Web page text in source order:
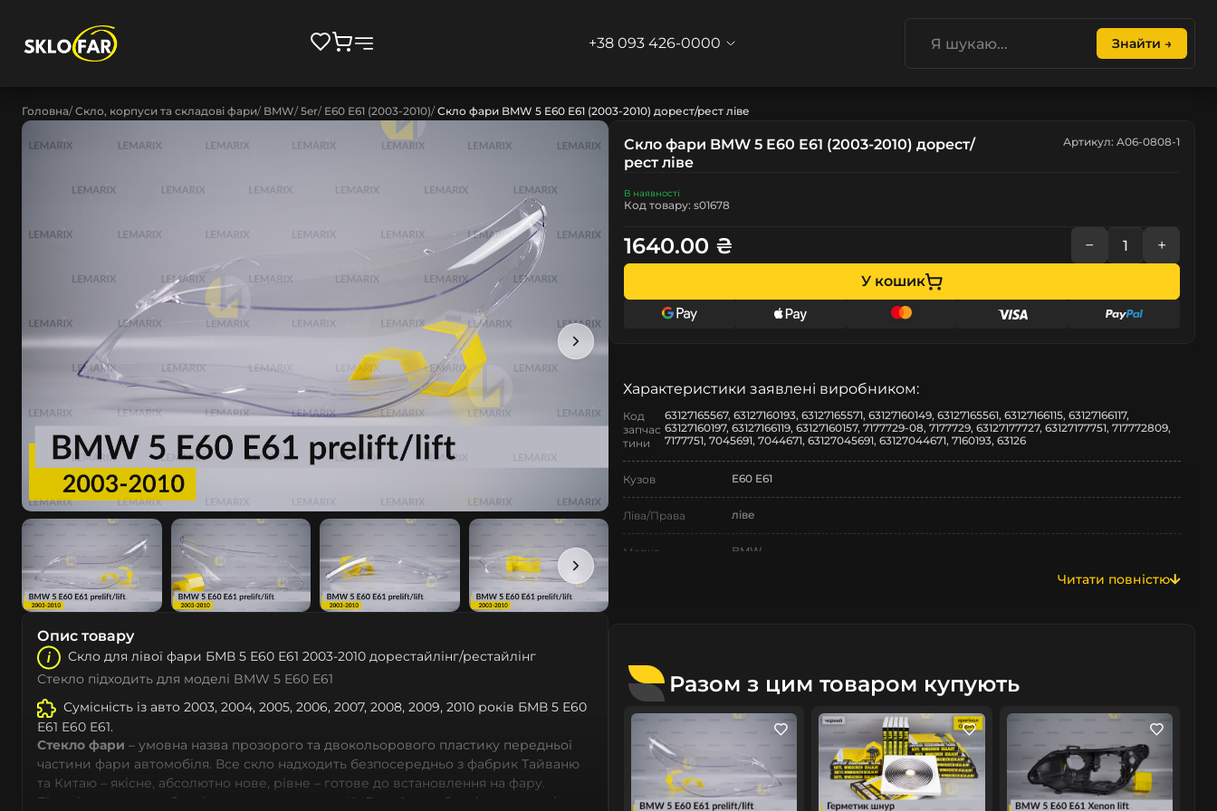
+38 093 426-0000 Знайти →
Головна Скло, корпуси та складові фари BMW 5er E60 E61 (2003-2010) Скло фари BMW 5 E60 E61 (2003-2010) дорест/рест ліве
Опис товару
Скло для лівої фари БМВ 5 Е60 Е61 2003-2010 дорестайлінг/рестайлінг
Стекло підходить для моделі BMW 5 E60 E61
Сумісність із авто 2003, 2004, 2005, 2006, 2007, 2008, 2009, 2010 років БМВ 5 Е60
Е61 E60 E61.
Стекло фари – умовна назва прозорого та двокольорового пластику передньої
частини фари автомобіля. Все скло надходить безпосередньо з фабрик Тайваню
та Китаю – якісне, абсолютно нове, рівне – готове до встановлення на фару.
Більшість автовиробників уже перенесли до КНР свої виробничі потужності,
Скло фари BMW 5 E60 E61 (2003-2010) дорест/
рест ліве
Артикул: A06-0808-1
В наявності
Код товару: s01678
1640.00 ₴ − +
У кошик
Характеристики заявлені виробником:
Код
запчас
тини
63127165567, 63127160193, 63127165571, 63127160149, 63127165561, 63127166115, 63127166117,
63127160197, 63127166119, 63127160157, 7177729-08, 7177729, 63127177727, 63127177751, 717772809,
7177751, 7045691, 7044671, 63127045691, 63127044671, 7160193, 63126
Кузов E60 E61
Ліва/Права ліве
Марка BMW
Покоління V покоління
Рік випуску 2003-2010
Рестайлінг/
Дорестайлінг
дорестайлінг/рестайлінг
Читати повністю
Разом з цим товаром купують